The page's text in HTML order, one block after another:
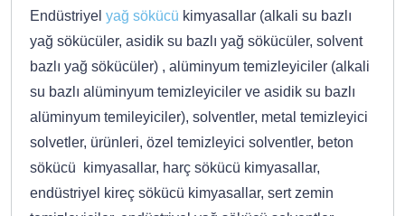
Endüstriyel yağ sökücü kimyasallar (alkali su bazlı
yağ sökücüler, asidik su bazlı yağ sökücüler, solvent
bazlı yağ sökücüler) , alüminyum temizleyiciler (alkali
su bazlı alüminyum temizleyiciler ve asidik su bazlı
alüminyum temileyiciler), solventler, metal temizleyici
solvetler, ürünleri, özel temizleyici solventler, beton
sökücü kimyasallar, harç sökücü kimyasallar,
endüstriyel kireç sökücü kimyasallar, sert zemin